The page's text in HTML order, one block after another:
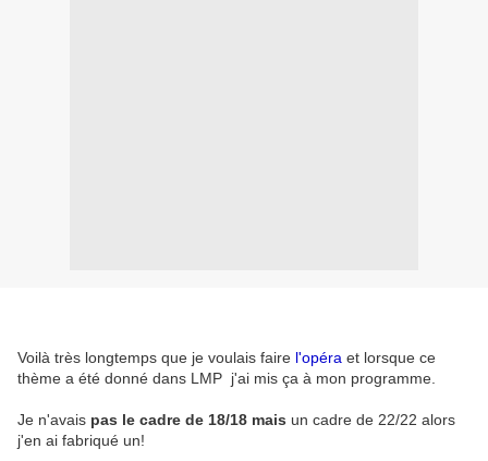
Voilà très longtemps que je voulais faire l'opéra et lorsque ce
thème a été donné dans LMP j'ai mis ça à mon programme.
Je n'avais pas le cadre de 18/18 mais un cadre de 22/22 alors
j'en ai fabriqué un!